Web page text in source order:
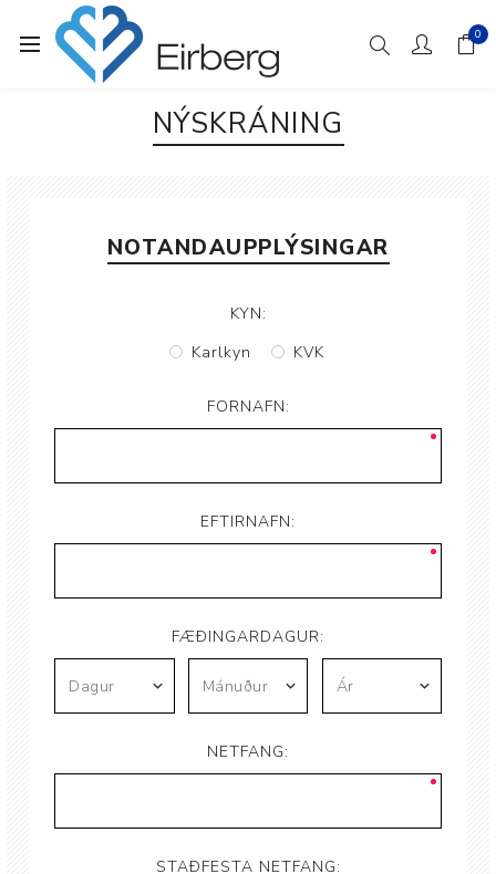
0
NÝSKRÁNING
NOTANDAUPPLÝSINGAR
KYN:
Karlkyn
KVK
FORNAFN:
EFTIRNAFN:
FÆÐINGARDAGUR:
NETFANG:
STAÐFESTA NETFANG: